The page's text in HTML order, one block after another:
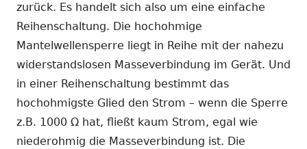
zurück. Es handelt sich also um eine einfache
Reihenschaltung. Die hochohmige
Mantelwellensperre liegt in Reihe mit der nahezu
widerstandslosen Masseverbindung im Gerät. Und
in einer Reihenschaltung bestimmt das
hochohmigste Glied den Strom – wenn die Sperre
z.B. 1000 Ω hat, fließt kaum Strom, egal wie
niederohmig die Masseverbindung ist. Die